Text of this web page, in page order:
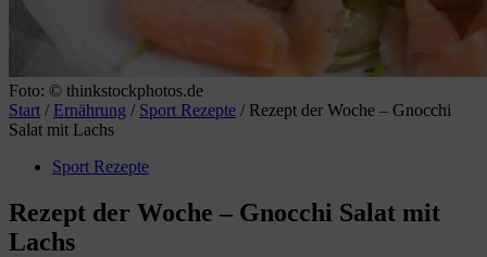
Foto: © thinkstockphotos.de
Start / Ernährung / Sport Rezepte / Rezept der Woche – Gnocchi
Salat mit Lachs
Sport Rezepte
Rezept der Woche – Gnocchi Salat mit
Lachs